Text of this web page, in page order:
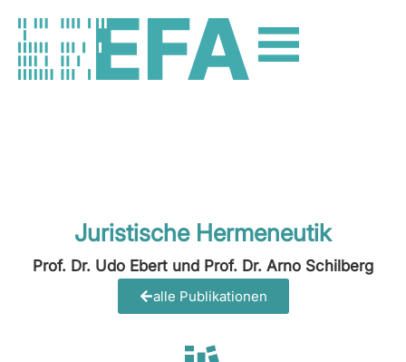
Juristische Hermeneutik
Prof. Dr. Udo Ebert und Prof. Dr. Arno Schilberg
alle Publikationen